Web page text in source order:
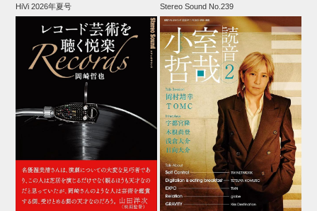
HiVi 2026年夏号 Stereo Sound No.239